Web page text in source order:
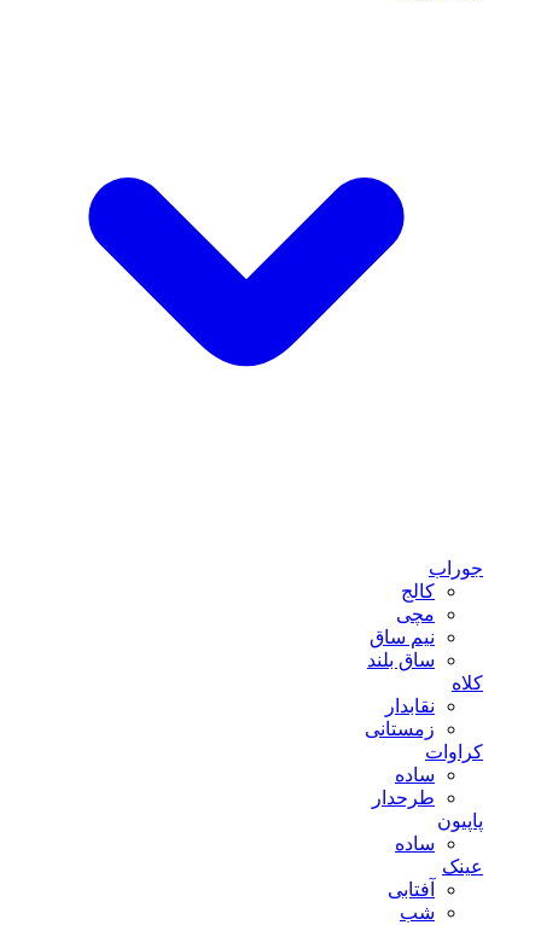
جوراب
کالج
مچی
نیم ساق
ساق بلند
کلاه
نقابدار
زمستانی
کراوات
ساده
طرحدار
پاپیون
ساده
عینک
آفتابی
شب